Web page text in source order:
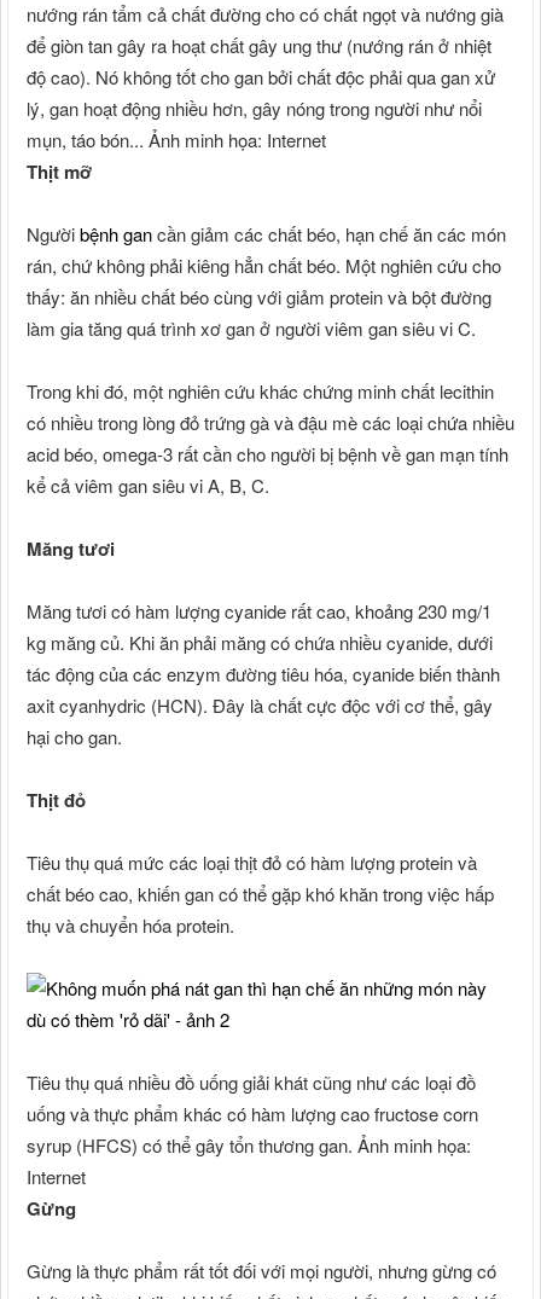
nướng rán tẩm cả chất đường cho có chất ngọt và nướng già
để giòn tan gây ra hoạt chất gây ung thư (nướng rán ở nhiệt
độ cao). Nó không tốt cho gan bởi chất độc phải qua gan xử
lý, gan hoạt động nhiều hơn, gây nóng trong người như nổi
mụn, táo bón... Ảnh minh họa: Internet
Thịt mỡ
Ngườibệnh gancần giảm các chất béo, hạn chế ăn các món
rán, chứ không phải kiêng hẳn chất béo. Một nghiên cứu cho
thấy: ăn nhiều chất béo cùng với giảm protein và bột đường
làm gia tăng quá trình xơ gan ở người viêm gan siêu vi C.
Trong khi đó, một nghiên cứu khác chứng minh chất lecithin
có nhiều trong lòng đỏ trứng gà và đậu mè các loại chứa nhiều
acid béo, omega-3 rất cần cho người bị bệnh về gan mạn tính
kể cả viêm gan siêu vi A, B, C.
Măng tươi
Măng tươi có hàm lượng cyanide rất cao, khoảng 230 mg/1
kg măng củ. Khi ăn phải măng có chứa nhiều cyanide, dưới
tác động của các enzym đường tiêu hóa, cyanide biến thành
axit cyanhydric (HCN). Đây là chất cực độc với cơ thể, gây
hại cho gan.
Thịt đỏ
Tiêu thụ quá mức các loại thịt đỏ có hàm lượng protein và
chất béo cao, khiến gan có thể gặp khó khăn trong việc hấp
thụ và chuyển hóa protein.
Tiêu thụ quá nhiều đồ uống giải khát cũng như các loại đồ
uống và thực phẩm khác có hàm lượng cao fructose corn
syrup (HFCS) có thể gây tổn thương gan. Ảnh minh họa:
Internet
Gừng
Gừng là thực phẩm rất tốt đối với mọi người, nhưng gừng có